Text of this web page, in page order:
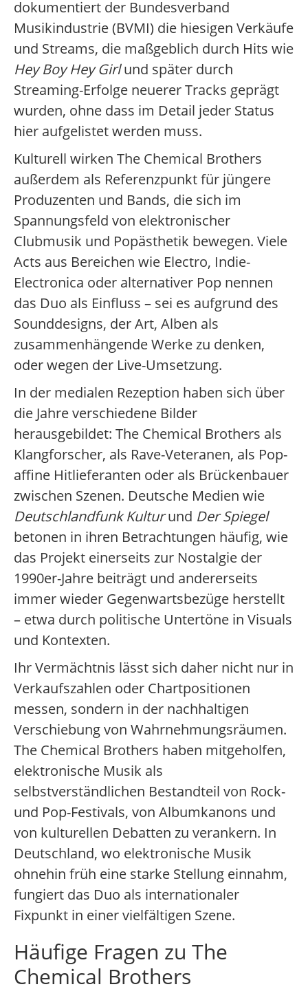
dokumentiert der Bundesverband
Musikindustrie (BVMI) die hiesigen Verkäufe
und Streams, die maßgeblich durch Hits wie
Hey Boy Hey Girlund später durch
Streaming-Erfolge neuerer Tracks geprägt
wurden, ohne dass im Detail jeder Status
hier aufgelistet werden muss.
Kulturell wirken The Chemical Brothers
außerdem als Referenzpunkt für jüngere
Produzenten und Bands, die sich im
Spannungsfeld von elektronischer
Clubmusik und Popästhetik bewegen. Viele
Acts aus Bereichen wie Electro, Indie-
Electronica oder alternativer Pop nennen
das Duo als Einfluss – sei es aufgrund des
Sounddesigns, der Art, Alben als
zusammenhängende Werke zu denken,
oder wegen der Live-Umsetzung.
In der medialen Rezeption haben sich über
die Jahre verschiedene Bilder
herausgebildet: The Chemical Brothers als
Klangforscher, als Rave-Veteranen, als Pop-
affine Hitlieferanten oder als Brückenbauer
zwischen Szenen. Deutsche Medien wie
Deutschlandfunk Kulturund Der Spiegel
betonen in ihren Betrachtungen häufig, wie
das Projekt einerseits zur Nostalgie der
1990er-Jahre beiträgt und andererseits
immer wieder Gegenwartsbezüge herstellt
– etwa durch politische Untertöne in Visuals
und Kontexten.
Ihr Vermächtnis lässt sich daher nicht nur in
Verkaufszahlen oder Chartpositionen
messen, sondern in der nachhaltigen
Verschiebung von Wahrnehmungsräumen.
The Chemical Brothers haben mitgeholfen,
elektronische Musik als
selbstverständlichen Bestandteil von Rock-
und Pop-Festivals, von Albumkanons und
von kulturellen Debatten zu verankern. In
Deutschland, wo elektronische Musik
ohnehin früh eine starke Stellung einnahm,
fungiert das Duo als internationaler
Fixpunkt in einer vielfältigen Szene.
Häufige Fragen zu The
Chemical Brothers